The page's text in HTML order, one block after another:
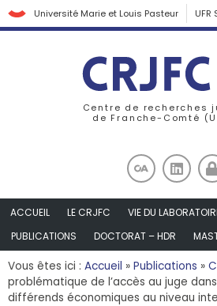
Université Marie et Louis Pasteur UFR
Centre de recherches
de Franche-Comté
ACCUEIL LE CRJFC VIE DU
PUBLICATIONS
DOCTORAT – HDR
Vous êtes ici : Accueil » Publications »
problématique de l’accès au juge
différends économiques au niveau